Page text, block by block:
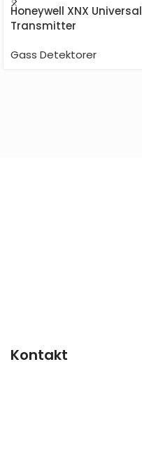
Honeywell XNX Universal
Transmitter
Gass Detektorer
Kontakt